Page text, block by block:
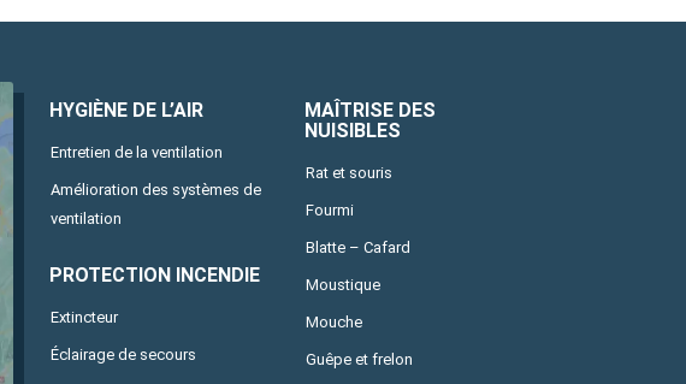
HYGIÈNE DE L’AIR
Entretien de la ventilation
Amélioration des systèmes de
ventilation
PROTECTION INCENDIE
Extincteur
Éclairage de secours
MAÎTRISE DES
NUISIBLES
Rat et souris
Fourmi
Blatte – Cafard
Moustique
Mouche
Guêpe et frelon